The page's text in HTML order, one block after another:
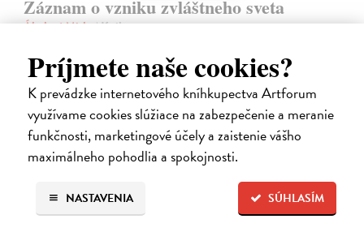
Príjmete naše cookies?
K prevádzke internetového kníhkupectva Artforum
využívame cookies slúžiace na zabezpečenie a meranie
funkčnosti, marketingové účely a zaistenie vášho
maximálneho pohodlia a spokojnosti.
SÚHLASÍM
NASTAVENIA
Záznam o vzniku zvláštneho sveta
Ábelová Mirka| Kniha
Básničky pre domáce paničky, Večný pocit nedele a Dom, vydáva
slovenská poetka Mirka Ábelová novú básnickú zbierku. Záznam o
vzniku zvláštneho…
Na sklade
14,31 €